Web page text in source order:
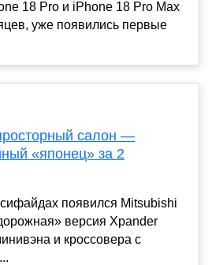
18 Pro и iPhone 18 Pro Max
уже появились первые
салон —
«японец» за 2
появился Mitsubishi
версия Xpander
и кроссовера с